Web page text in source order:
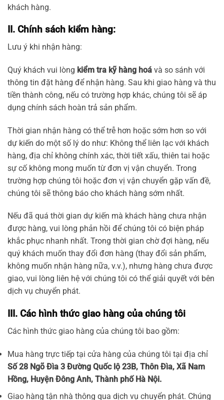
khách hàng.
II. Chính sách kiểm hàng:
Lưu ý khi nhận hàng:
Quý khách vui lòng kiểm tra kỹ hàng hoá và so sánh với
thông tin đặt hàng để nhận hàng. Sau khi giao hàng và thu
tiền thành công, nếu có trường hợp khác, chúng tôi sẽ áp
dụng chính sách hoàn trả sản phẩm.
Thời gian nhận hàng có thể trễ hơn hoặc sớm hơn so với
dự kiến do một số lý do như: Không thể liên lạc với khách
hàng, địa chỉ không chính xác, thời tiết xấu, thiên tai hoặc
sự cố không mong muốn từ đơn vị vận chuyển. Trong
trường hợp chúng tôi hoặc đơn vị vận chuyển gặp vấn đề,
chúng tôi sẽ thông báo cho khách hàng sớm nhất.
Nếu đã quá thời gian dự kiến mà khách hàng chưa nhận
được hàng, vui lòng phản hồi để chúng tôi có biện pháp
khắc phục nhanh nhất. Trong thời gian chờ đợi hàng, nếu
quý khách muốn thay đổi đơn hàng (thay đổi sản phẩm,
không muốn nhận hàng nữa, v.v.), nhưng hàng chưa được
giao, vui lòng liên hệ với chúng tôi có thể giải quyết với bên
dịch vụ chuyển phát.
III. Các hình thức giao hàng của chúng tôi
Các hình thức giao hàng của chúng tôi bao gồm:
Mua hàng trực tiếp tại cửa hàng của chúng tôi tại địa chỉ
Số 28 Ngõ Đìa 3 Đường Quốc lộ 23B, Thôn Đìa, Xã Nam
Hồng, Huyện Đông Anh, Thành phố Hà Nội.
Giao hàng tận nhà thông qua dịch vụ chuyển phát. Chúng